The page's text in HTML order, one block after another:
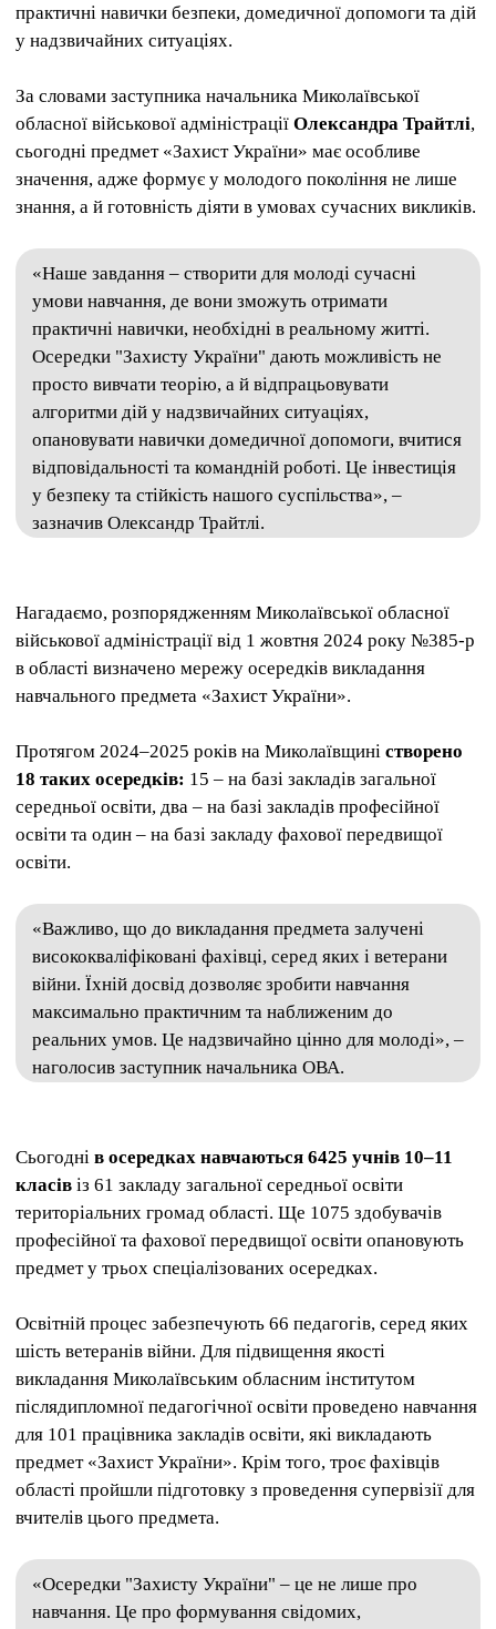
практичні навички безпеки, домедичної допомоги та дій
у надзвичайних ситуаціях.
За словами заступника начальника Миколаївської
обласної військової адміністрації Олександра Трайтлі,
сьогодні предмет «Захист України» має особливе
значення, адже формує у молодого покоління не лише
знання, а й готовність діяти в умовах сучасних викликів.
«Наше завдання – створити для молоді сучасні
умови навчання, де вони зможуть отримати
практичні навички, необхідні в реальному житті.
Осередки "Захисту України" дають можливість не
просто вивчати теорію, а й відпрацьовувати
алгоритми дій у надзвичайних ситуаціях,
опановувати навички домедичної допомоги, вчитися
відповідальності та командній роботі. Це інвестиція
у безпеку та стійкість нашого суспільства», –
зазначив Олександр Трайтлі.
Нагадаємо, розпорядженням Миколаївської обласної
військової адміністрації від 1 жовтня 2024 року №385-р
в області визначено мережу осередків викладання
навчального предмета «Захист України».
Протягом 2024–2025 років на Миколаївщині створено
18 таких осередків: 15 – на базі закладів загальної
середньої освіти, два – на базі закладів професійної
освіти та один – на базі закладу фахової передвищої
освіти.
«Важливо, що до викладання предмета залучені
висококваліфіковані фахівці, серед яких і ветерани
війни. Їхній досвід дозволяє зробити навчання
максимально практичним та наближеним до
реальних умов. Це надзвичайно цінно для молоді», –
наголосив заступник начальника ОВА.
Сьогодні в осередках навчаються 6425 учнів 10–11
класів із 61 закладу загальної середньої освіти
територіальних громад області. Ще 1075 здобувачів
професійної та фахової передвищої освіти опановують
предмет у трьох спеціалізованих осередках.
Освітній процес забезпечують 66 педагогів, серед яких
шість ветеранів війни. Для підвищення якості
викладання Миколаївським обласним інститутом
післядипломної педагогічної освіти проведено навчання
для 101 працівника закладів освіти, які викладають
предмет «Захист України». Крім того, троє фахівців
області пройшли підготовку з проведення супервізії для
вчителів цього предмета.
«Осередки "Захисту України" – це не лише про
навчання. Це про формування свідомих,